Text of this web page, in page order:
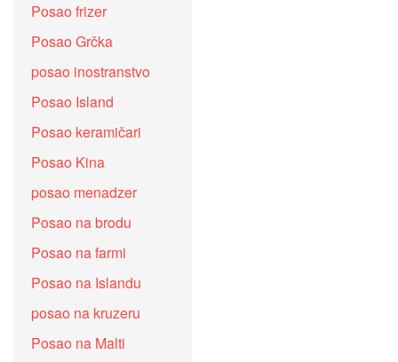
Posao frizer
Posao Grčka
posao inostranstvo
Posao Island
Posao keramičari
Posao Kina
posao menadzer
Posao na brodu
Posao na farmi
Posao na Islandu
posao na kruzeru
Posao na Malti